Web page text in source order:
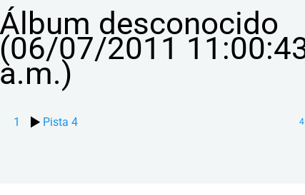
Álbum desconocido
(06/07/2011
a.m.)
1 Pista 4